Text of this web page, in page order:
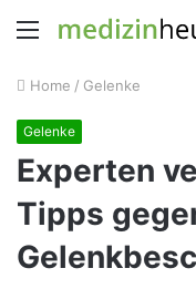
Menu
Home / Gelenke
Gelenke
Experten
Tipps